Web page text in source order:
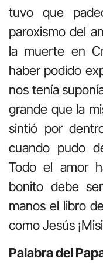
tuvo que
paroxismo del
la muerte en
haber podido
nos tenía
grande que la
sintió por
cuando pudo
Todo el amor
bonito debe
manos el libro
como Jesús
Palabra del